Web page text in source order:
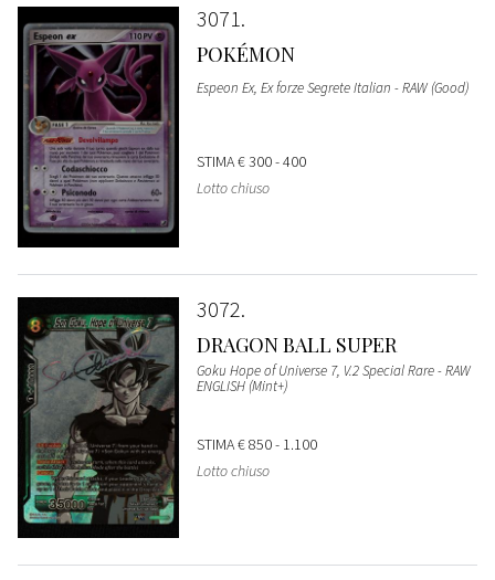
3071
POKÉMON
Espeon Ex, Ex forze Segrete Italian - RAW (Good)
STIMA€ 300 - 400
Lotto chiuso
3072
DRAGON BALL SUPER
Goku Hope of Universe 7, V.2 Special Rare - RAW
ENGLISH (Mint+)
STIMA€ 850 - 1.100
Lotto chiuso